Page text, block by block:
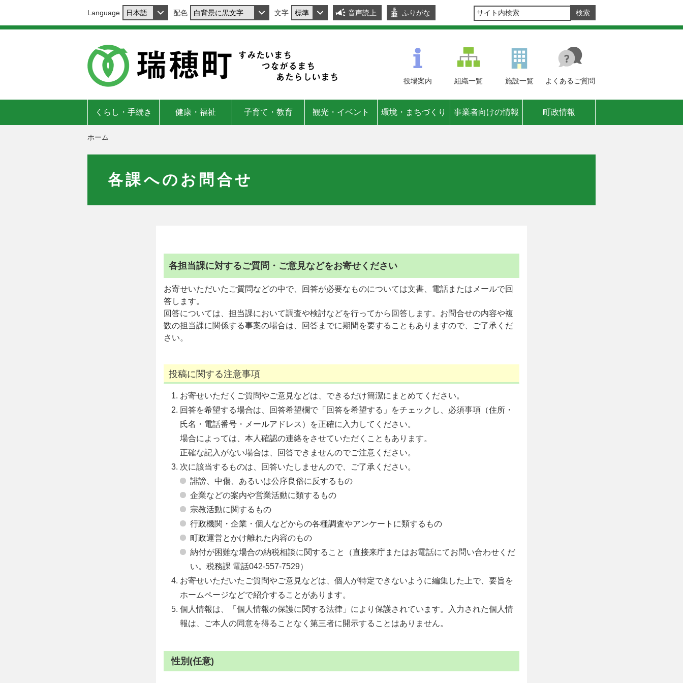
Language 配色 文字 音声読上 ふりがな
役場案内 組織一覧 施設一覧 よくある ご質問
くらし・手続き 健康・福祉 子育て・教育 観光・イベント 環境・まちづくり 事業者向けの情報 町政情報
ホーム
各課へのお問合せ
各担当課に対するご質問・ご意見などをお寄せください
お寄せいただいたご質問などの中で、回答が必要なものについては文書、電話またはメールで回
答します。
回答については、担当課において調査や検討などを行ってから回答します。お問合せの内容や複
数の担当課に関係する事案の場合は、回答までに期間を要することもありますので、ご了承くだ
さい。
投稿に関する注意事項
お寄せいただくご質問やご意見などは、できるだけ簡潔にまとめてください。
回答を希望する場合は、回答希望欄で「回答を希望する」をチェックし、必須事項（住所・
氏名・電話番号・メールアドレス）を正確に入力してください。
場合によっては、本人確認の連絡をさせていただくこともあります。
正確な記入がない場合は、回答できませんのでご注意ください。
次に該当するものは、回答いたしませんので、ご了承ください。
誹謗、中傷、あるいは公序良俗に反するもの
企業などの案内や営業活動に類するもの
宗教活動に関するもの
行政機関・企業・個人などからの各種調査やアンケートに類するもの
町政運営とかけ離れた内容のもの
納付が困難な場合の納税相談に関すること（直接来庁またはお電話にてお問い合わせくだ
い。税務課 電話042-557-7529）
お寄せいただいたご質問やご意見などは、個人が特定できないように編集した上で、要旨を
ホームページなどで紹介することがあります。
個人情報は、「個人情報の保護に関する法律」により保護されています。入力された個人情
報は、ご本人の同意を得ることなく第三者に開示することはありません。
性別(任意)